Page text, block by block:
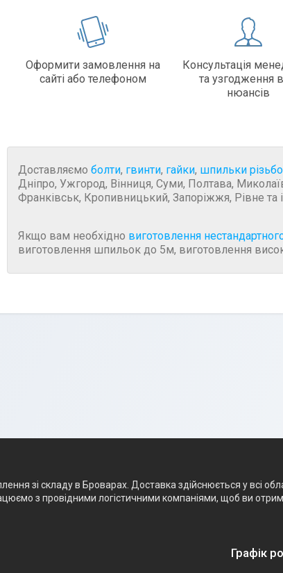
Оформити замовлення на
сайті або телефоном
Консультація
та узгодження
нюансів
Доставляємо болти, гвинти, гайки, шпильки
Дніпро, Ужгород, Вінниця, Суми, Полтава,
Франківськ, Кропивницький, Запоріжжя, Рівне та
Якщо вам необхідно виготовлення
виготовлення шпильок до 5м, виготовлення
зі складу в Броварах. Доставка здійснюється у всі
з провідними логістичними компаніями, щоб ви
Графік